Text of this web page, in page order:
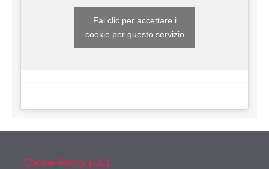
Fai clic per accettare i
cookie per questo servizio
Cookie Policy (UE)